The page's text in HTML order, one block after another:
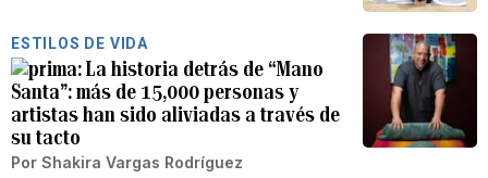
ESTILOS DE VIDA
La historia detrás de “Mano
Santa”: más de 15,000 personas y
artistas han sido aliviadas a través de
su tacto
Por Shakira Vargas Rodríguez